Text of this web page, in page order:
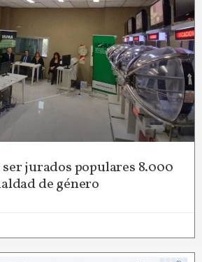
ser jurados populares 8.000
de género